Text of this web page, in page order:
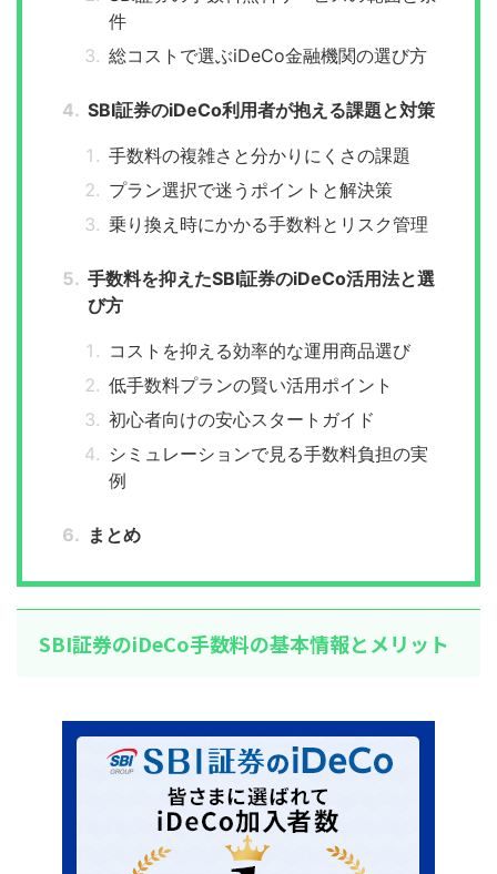
件
総コストで選ぶiDeCo金融機関の選び方
SBI証券のiDeCo利用者が抱える課題と対策
手数料の複雑さと分かりにくさの課題
プラン選択で迷うポイントと解決策
乗り換え時にかかる手数料とリスク管理
手数料を抑えたSBI証券のiDeCo活用法と選
び方
コストを抑える効率的な運用商品選び
低手数料プランの賢い活用ポイント
初心者向けの安心スタートガイド
シミュレーションで見る手数料負担の実
例
まとめ
SBI証券のiDeCo手数料の基本情報とメリット